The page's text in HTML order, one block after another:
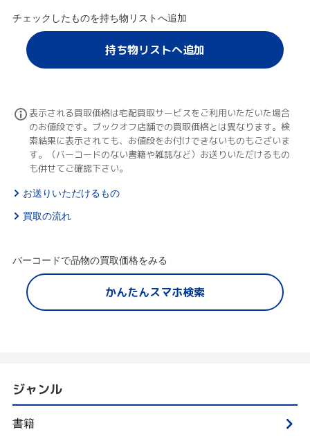
チェックしたものを持ち物リストへ追加
持ち物リストへ追加
表示される買取価格は宅配買取サービスをご利用いただいた場合
のお値段です。ブックオフ店舗での買取価格とは異なります。検
索結果に表示されても、お値段をお付けできないものもございま
す。（バーコードのない書籍や雑誌など）お送りいただけるもの
も併せてご確認下さい。
お送りいただけるもの
買取の流れ
バーコードで品物の買取価格をみる
かんたんスマホ検索
ジャンル
書籍